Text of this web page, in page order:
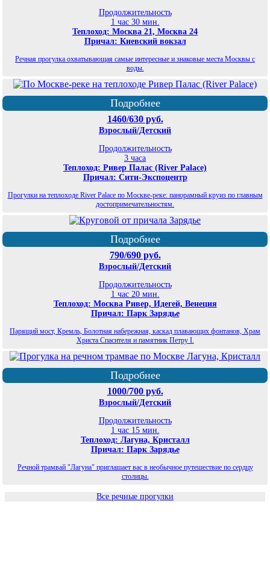
Продолжительность
1 час 30 мин.
Теплоход: Москва 21, Москва 24
Причал: Киевский вокзал
Речная прогулка охватывающая самые интересные и знаковые места Москвы с
воды.
Подробнее
1460/630 руб.
Взрослый/Детский
Продолжительность
3 часа
Теплоход: Ривер Палас (River Palace)
Причал: Сити-Экспоцентр
Прогулки на теплоходе River Palace по Москве-реке: панорамный круиз по главным
достопримечательностям.
Подробнее
790/690 руб.
Взрослый/Детский
Продолжительность
1 час 20 мин.
Теплоход: Москва Ривер, Идегей, Венеция
Причал: Парк Зарядье
Парящий мост, Кремль, Болотная набережная, каскад плавающих фонтанов, Храм
Христа Спасителя и памятник Петру I.
Подробнее
1000/700 руб.
Взрослый/Детский
Продолжительность
1 час 15 мин.
Теплоход: Лагуна, Кристалл
Причал: Парк Зарядье
Речной трамвай "Лагуна" приглашает вас в необычное путешествие по сердцу
столицы.
Все речные прогулки